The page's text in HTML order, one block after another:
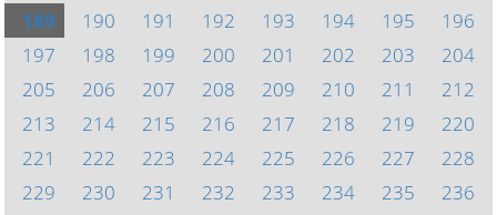
189
190 191 192 193 194 195
196
197
198 199 200 201 202 203
204
205
206 207 208 209 210 211
212
213
214 215 216 217 218 219
220
221
222 223 224 225 226 227
228
229
230 231 232 233 234 235
236